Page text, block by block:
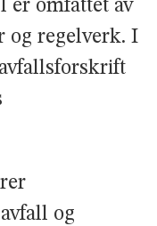
er omfattet av
og regelverk. I
og